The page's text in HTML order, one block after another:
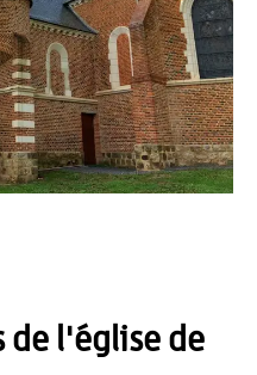
de l'église de